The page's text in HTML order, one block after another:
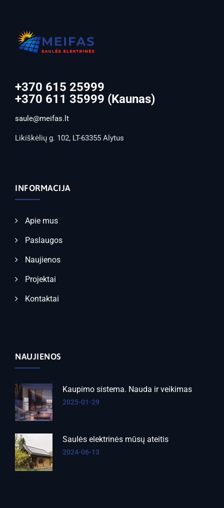
+370 615 25999
+370 611 35999 (Kaunas)
saule@meifas.lt
Likiškėlių g. 102, LT-63355 Alytus
INFORMACIJA
Apie mus
Paslaugos
Naujienos
Projektai
Kontaktai
NAUJIENOS
Kaupimo sistema. Nauda ir veikimas
2025-01-29
Saulės elektrinės mūsų ateitis
2024-06-13